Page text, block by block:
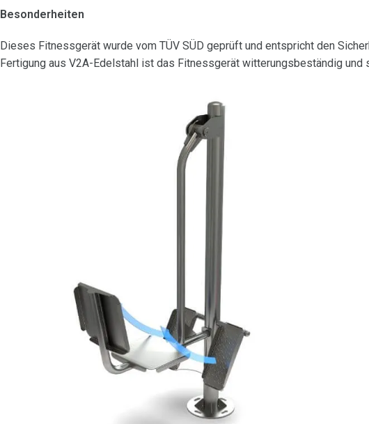
Besonderheiten
Dieses Fitnessgerät wurde vom TÜV SÜD geprüft und entspricht den
Fertigung aus V2A-Edelstahl ist das Fitnessgerät witterungsbeständig und